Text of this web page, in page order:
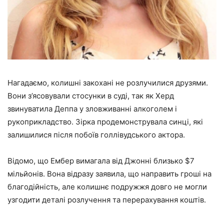
Нагадаємо, колишні закохані не розлучилися друзями.
Вони з’ясовували стосунки в суді, так як Херд
звинуватила Деппа у зловживанні алкоголем і
рукоприкладство. Зірка продемонструвала синці, які
залишилися після побоїв голлівудського актора.
Відомо, що Ембер вимагала від Джонні близько $7
мільйонів. Вона відразу заявила, що направить гроші на
благодійність, але колишнє подружжя довго не могли
узгодити деталі розлучення та перерахування коштів.